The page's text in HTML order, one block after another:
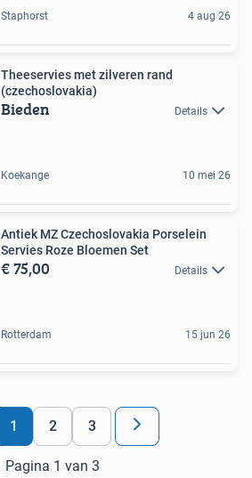
Staphorst 4 aug 26
Theeservies met zilveren rand
(czechoslovakia)
Bieden Details
Koekange 10 mei 26
Antiek MZ Czechoslovakia Porselein
Servies Roze Bloemen Set
€ 75,00 Details
Rotterdam 15 jun 26
1 2 3
Pagina 1 van 3